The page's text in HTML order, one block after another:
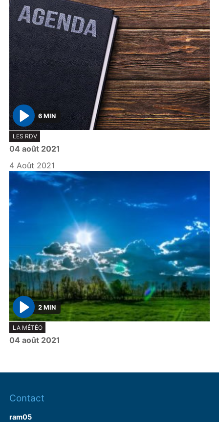
P
l
a
y
6 MIN
LES RDV
04 août 2021
4 Août 2021
P
l
a
2 MIN
LA MÉTÉO
04 août 2021
Contact
ram05